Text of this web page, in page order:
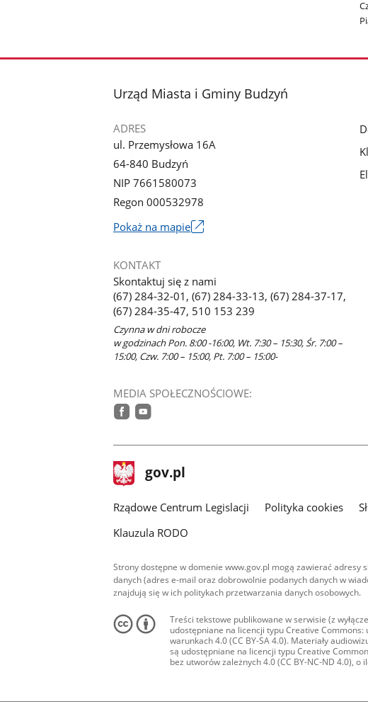
stopka
Urząd Miasta i Gminy Budzyń
ADRES
ul. Przemysłowa 16A
64-840 Budzyń
NIP 7661580073
Regon 000532978
Pokaż na mapieLink
nowym
oknie
KONTAKT
Skontaktuj się z nami
(67) 284-32-01, (67) 284-33-13, (67) 284-37-17,
(67) 284-35-47, 510 153 239
Czynna w dni robocze
w godzinach Pon. 8:00 -16:00, Wt. 7:30 – 15:30, Śr. 7:00 –
15:00, Czw. 7:00 – 15:00, Pt. 7:00 – 15:00-
MEDIA SPOŁECZNOŚCIOWE:
stopka
gov.pl Strona
gov.pl
Rządowe Centrum Legislacji Polityka cookies
Klauzula RODO
Strony dostępne w domenie www.gov.pl mogą zawierać
danych (adres e-mail oraz dobrowolnie podanych danych w
znajdują się w ich politykach przetwarzania danych osobowych.
Treści tekstowe publikowane w serwisie (z
udostępniane na licencji typu Creative
warunkach 4.0 (CC BY-SA 4.0). Materiały
są udostępniane na licencji typu Creative
bez utworów zależnych 4.0 (CC BY-NC-ND 4.0),